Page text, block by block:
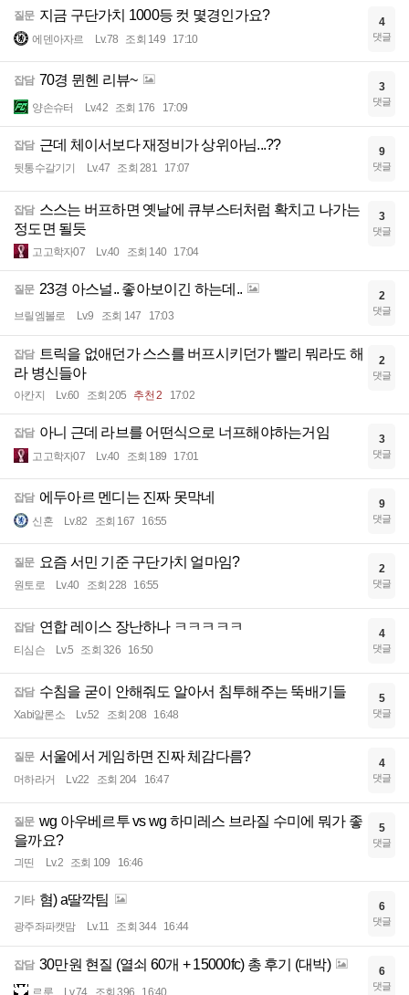
질문 지금 구단가치 1000등 컷 몇경인가요?
에덴아자르 Lv.78 조회 149 17:10
4
댓글
잡담 70경 뮌헨 리뷰~
양손슈터 Lv.42 조회 176 17:09
3
댓글
잡담 근데 체이서보다 재정비가 상위아님...??
뒷통수갈기기 Lv.47 조회 281 17:07
9
댓글
잡담 스스는 버프하면 옛날에 큐부스터처럼 확치고 나가는
정도면 될듯
고고학자07 Lv.40 조회 140 17:04
3
댓글
질문 23경 아스널.. 좋아보이긴 하는데..
브릴엠볼로 Lv.9 조회 147 17:03
2
댓글
잡담
트릭을 없애던가 스스를 버프시키던가 빨리 뭐라도 해
라 병신들아
아칸지 Lv.60 조회 205 추천 2 17:02
2
댓글
잡담 아니 근데 라브를 어떤식으로 너프해야하는거임
고고학자07 Lv.40 조회 189 17:01
3
댓글
잡담 에두아르 멘디는 진짜 못막네
신혼 Lv.82 조회 167 16:55
9
댓글
질문 요즘 서민 기준 구단가치 얼마임?
원토로 Lv.40 조회 228 16:55
2
댓글
잡담 연합 레이스 장난하나 ㅋㅋㅋㅋㅋ
티심슨 Lv.5 조회 326 16:50
4
댓글
잡담 수침을 굳이 안해줘도 알아서 침투해주는 뚝배기들
Xabi알론소 Lv.52 조회 208 16:48
5
댓글
질문 서울에서 게임하면 진짜 체감다름?
머하라거 Lv.22 조회 204 16:47
4
댓글
질문 wg 아우베르투 vs wg 하미레스 브라질 수미에 뭐가 좋
을까요?
긔띤 Lv.2 조회 109 16:46
5
댓글
기타 혐) a딸깍팀
광주좌파캣맘 Lv.11 조회 344 16:44
6
댓글
잡담 30만원 현질 (열쇠 60개 + 15000fc) 총 후기 (대박)
르룬 Lv.74 조회 396 16:40
6
댓글